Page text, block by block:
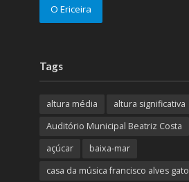
O Ericeira
Tags
altura média altura significativa
Auditório Municipal Beatriz Costa
açúcar
baixa-mar
casa da música francisco alves gato